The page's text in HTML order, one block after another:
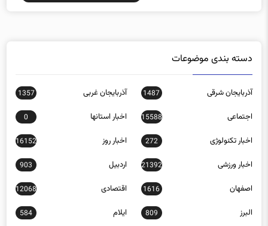
آذربایجان شرقی
اجتماعی 15588 اخبار استانها 0
اخبار تکنولوژی 272 اخبار روز 16152
اخبار ورزشی 21392 اردبیل 903
اصفهان 1616 اقتصادی 12068
البرز 809 ایلام 584
بازار مالی 32 بوشهر 485